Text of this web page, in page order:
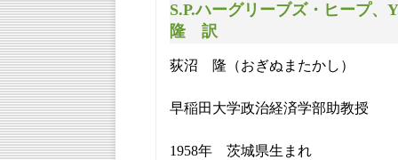
S.P.ハーグリーブズ・ヒープ
隆 訳
荻沼 隆（おぎぬまたかし）
早稲田大学政治経済学部助教授
1958年 茨城県生まれ